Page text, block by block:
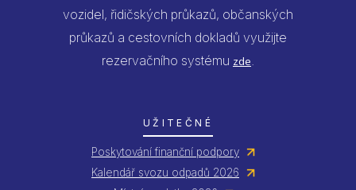
vozidel, řidičských průkazů, občanských
průkazů a cestovních dokladů využijte
rezervačního systému zde.
UŽITEČNÉ
Poskytování finanční podpory
Kalendář svozu odpadů 2026